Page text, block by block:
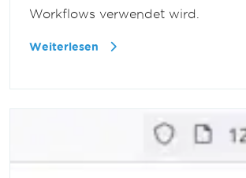
Workflows verwendet wird.
Weiterlesen